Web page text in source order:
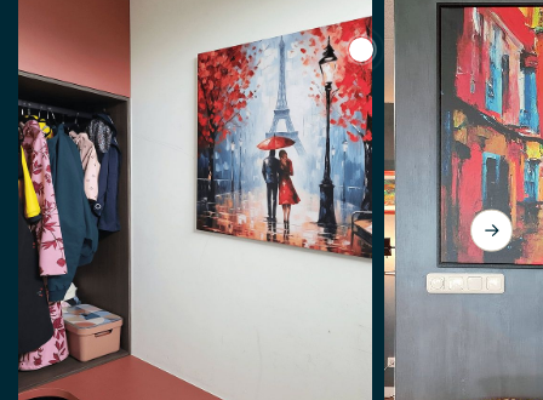
View Paris im Herbst